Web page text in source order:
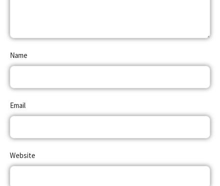
Name
Email
Website